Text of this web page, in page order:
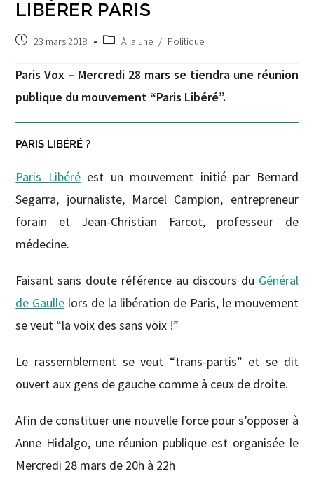
LIBÉRER PARIS
Post23 mars 2018
PostÀ la une / Politique
Paris Vox – Mercredi 28 mars se tiendra une réunion
publique du mouvement “Paris Libéré”.
PARIS LIBÉRÉ ?
Paris Libéré est un mouvement initié par Bernard
Segarra, journaliste, Marcel Campion, entrepreneur
forain et Jean-Christian Farcot, professeur de
médecine.
Faisant sans doute référence au discours du Général
de Gaulle lors de la libération de Paris, le mouvement
se veut “la voix des sans voix !”
Le rassemblement se veut “trans-partis” et se dit
ouvert aux gens de gauche comme à ceux de droite.
Afin de constituer une nouvelle force pour s’opposer à
Anne Hidalgo, une réunion publique est organisée le
Mercredi 28 mars de 20h à 22h